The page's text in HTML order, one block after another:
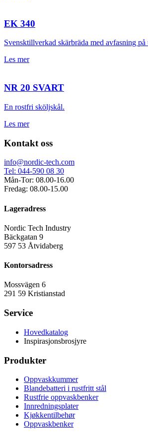
EK 340
Svensktillverkad skärbräda med avfasning
Les mer
NR 20 SVART
En rostfri sköljskål.
Les mer
Kontakt oss
info@nordic-tech.com
Tel: 044-590 08 30
Mån-Tor: 08.00-16.00
Fredag: 08.00-15.00
Lageradress
Nordic Tech Industry
Bäckgatan 9
597 53 Åtvidaberg
Kontorsadress
Mossvägen 6
291 59 Kristianstad
Service
Hovedkatalog
Inspirasjonsbrosjyre
Produkter
Oppvaskkummer
Blandebatteri i rustfritt stål
Rustfrie oppvaskbenker
Innredningsplater
Kjøkkentilbehør
Oppvaskbenker